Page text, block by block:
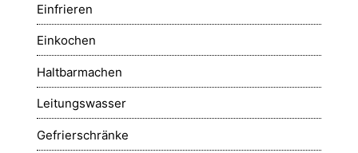
Einfrieren
Einkochen
Haltbarmachen
Leitungswasser
Gefrierschränke